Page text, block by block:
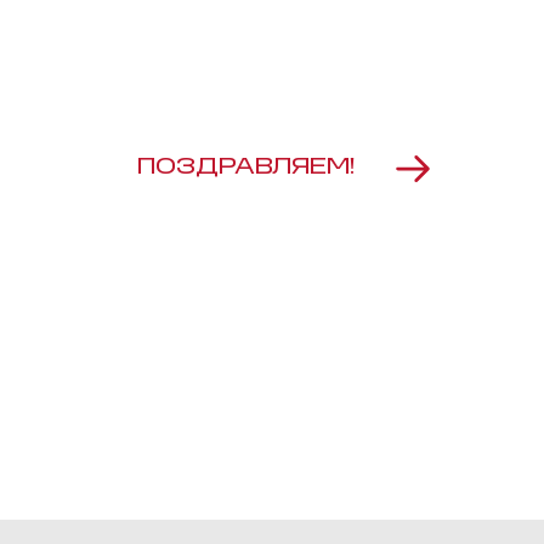
ПОЗДРАВЛЯЕМ!